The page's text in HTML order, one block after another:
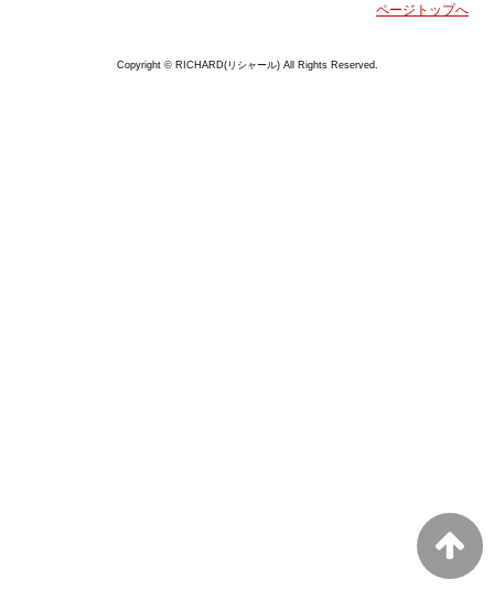
ページトップへ
Copyright © RICHARD(リシャール) All Rights Reserved.